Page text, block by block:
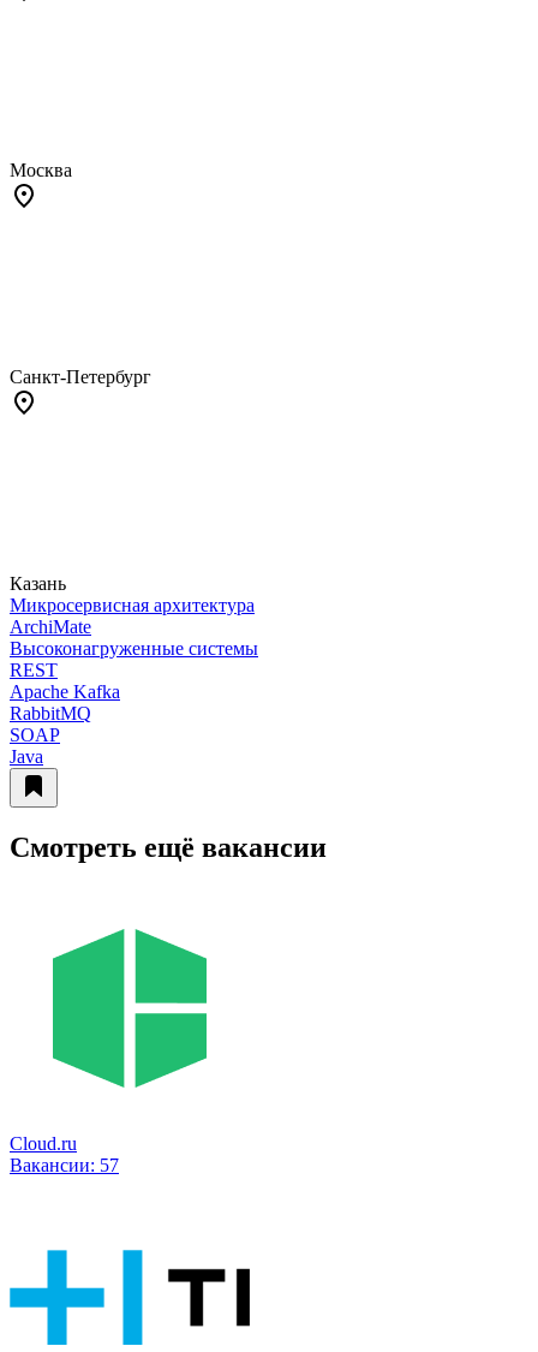
Москва
Санкт-Петербург
Казань
Микросервисная архитектура
ArchiMate
Высоконагруженные системы
REST
Apache Kafka
RabbitMQ
SOAP
Java
Смотреть ещё вакансии
Cloud.ru
Вакансии: 57